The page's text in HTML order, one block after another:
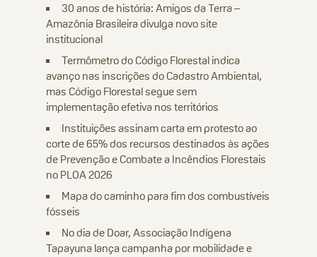
30 anos de história: Amigos da Terra –
Amazônia Brasileira divulga novo site
institucional
Termômetro do Código Florestal indica
avanço nas inscrições do Cadastro Ambiental,
mas Código Florestal segue sem
implementação efetiva nos territórios
Instituições assinam carta em protesto ao
corte de 65% dos recursos destinados às ações
de Prevenção e Combate a Incêndios Florestais
no PLOA 2026
Mapa do caminho para fim dos combustíveis
fósseis
No dia de Doar, Associação Indígena
Tapayuna lança campanha por mobilidade e